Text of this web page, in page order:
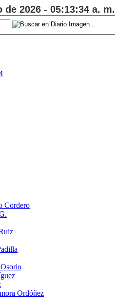
2026 - 05:13:35 a. m.
Cordero
Ordóñez